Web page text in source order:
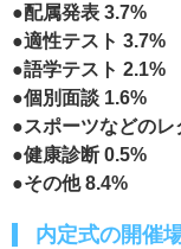
●配属発表 3.7%
●適性テスト 3.7%
●語学テスト 2.1%
●個別面談 1.6%
●スポーツなどの
●健康診断 0.5%
●その他 8.4%
内定式の開催